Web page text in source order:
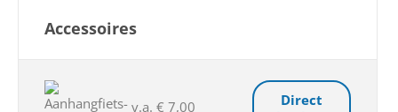
Accessoires
v.a. € 7,00
Direct